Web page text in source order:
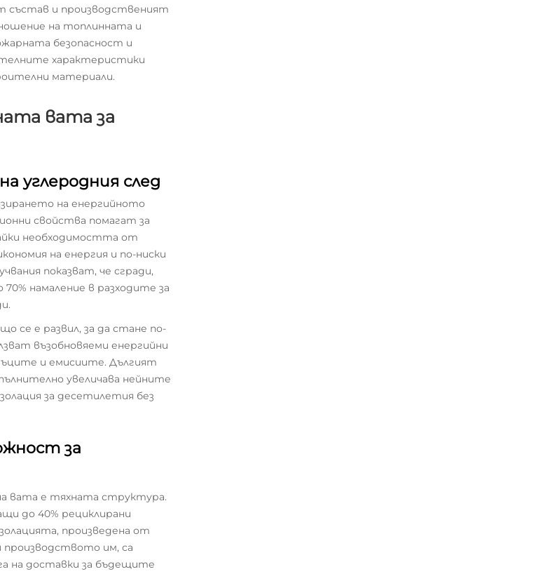
състав и производственият
на топлинната и
безопасност и
характеристики
материали.
вата за
углеродния след
на енергийното
свойства помагат за
необходимостта от
на енергия и по-ниски
показват, че сгради,
намаление в разходите за
се е развил, за да стане по-
възобновяеми енергийни
и емисиите. Дългият
увеличава нейните
за десетилетия без
за
вата е тяхната структура.
до 40% рециклирани
произведена от
производството им, са
на доставки за бъдещите